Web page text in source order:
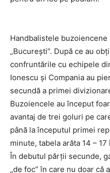
Handbalistele
„București”. După ce au
confruntările cu echipele
Ionescu și Compania au
secundă a primei
Buzoiencele au început
avantaj de trei goluri pe
până la începutul primei
minute, tabela arăta 14 –
În debutul părții secunde,
„de foc” în care nu doar că